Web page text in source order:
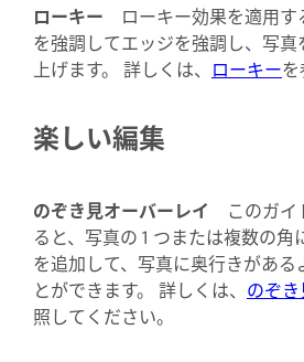
ローキー
ローキー効果を適用
を強調してエッジを強調し、写
上げます。 詳しくは、 ローキー
楽しい編集
のぞき見オーバーレイ
このガ
ると、写真の 1 つまたは複数の角
を追加して、写真に奥行きがある
とができます。 詳しくは、 のぞ
照してください。